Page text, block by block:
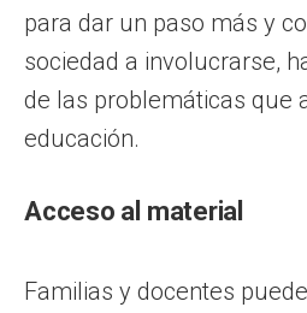
para dar un paso más y
sociedad a involucrarse,
de las problemáticas que
educación.
Acceso al material
Familias y docentes